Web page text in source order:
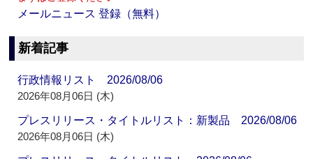
メールニュース 登録（無料）
新着記事
行政情報リスト 2026/08/06
2026年08月06日 (木)
プレスリリース・タイトルリスト：新製品 2026/08/06
2026年08月06日 (木)